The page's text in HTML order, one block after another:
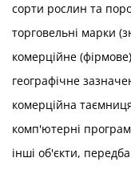
сорти рослин та
торговельні марки
комерційне
географічне
комерційна
комп'ютерні
інші об'єкти,